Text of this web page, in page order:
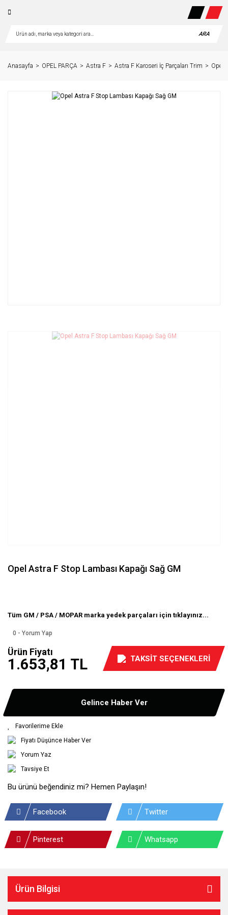
ARA
Anasayfa OPEL PARÇA Astra F Astra F Karoseri İç Parçaları Trim Opel
Opel Astra F Stop Lambası Kapağı Sağ GM
Tüm GM / PSA / MOPAR marka yedek parçaları için tıklayınız...
0 - Yorum Yap
Ürün Fiyatı
1.653,81 TL TAKSİT SEÇENEKLERİ
Gelince Haber Ver
Fiyatı Düşünce Haber Ver
Yorum Yaz
Tavsiye Et
Bu ürünü beğendiniz mi? Hemen Paylaşın!
Facebook Twitter
Pinterest Whatsapp
Ürün Bilgisi